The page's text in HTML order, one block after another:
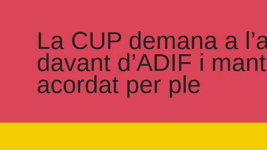
La CUP demana a
davant d’ADIF i
acordat per ple